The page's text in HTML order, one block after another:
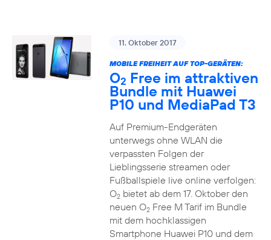
11. Oktober 2017
MOBILE FREIHEIT AUF TOP-GERÄTEN:
O2 Free im attraktiven
Bundle mit Huawei
P10 und MediaPad T3
Auf Premium-Endgeräten
unterwegs ohne WLAN die
verpassten Folgen der
Lieblingsserie streamen oder
Fußballspiele live online verfolgen:
O2bietet ab dem 17. Oktober den
neuen O2Free M Tarif im Bundle
mit dem hochklassigen
Smartphone Huawei P10 und dem